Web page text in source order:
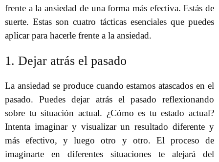
frente a la ansiedad de una forma más efectiva. Estás de
suerte. Estas son cuatro tácticas esenciales que puedes
aplicar para hacerle frente a la ansiedad.
1. Dejar atrás el pasado
La ansiedad se produce cuando estamos atascados en el
pasado. Puedes dejar atrás el pasado reflexionando
sobre tu situación actual. ¿Cómo es tu estado actual?
Intenta imaginar y visualizar un resultado diferente y
más efectivo, y luego otro y otro. El proceso de
imaginarte en diferentes situaciones te alejará del